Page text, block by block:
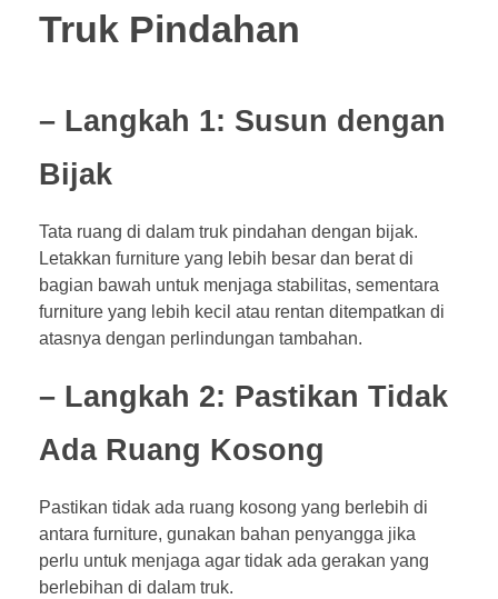
Truk Pindahan
– Langkah 1: Susun dengan
Bijak
Tata ruang di dalam truk pindahan dengan bijak.
Letakkan furniture yang lebih besar dan berat di
bagian bawah untuk menjaga stabilitas, sementara
furniture yang lebih kecil atau rentan ditempatkan di
atasnya dengan perlindungan tambahan.
– Langkah 2: Pastikan Tidak
Ada Ruang Kosong
Pastikan tidak ada ruang kosong yang berlebih di
antara furniture, gunakan bahan penyangga jika
perlu untuk menjaga agar tidak ada gerakan yang
berlebihan di dalam truk.